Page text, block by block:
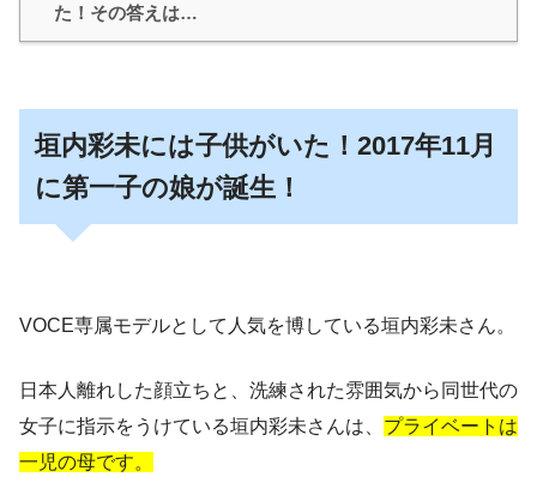
た！その答えは…
垣内彩未には子供がいた！2017年11月
に第一子の娘が誕生！
VOCE専属モデルとして人気を博している垣内彩未さん。
日本人離れした顔立ちと、洗練された雰囲気から同世代の
女子に指示をうけている垣内彩未さんは、 プライベートは
一児の母です。